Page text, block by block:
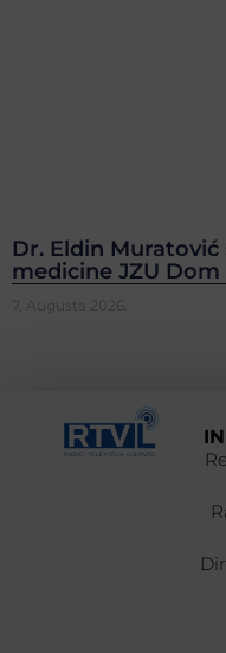
Dr. Eldin
medicine JZU
7. Augusta 2026.